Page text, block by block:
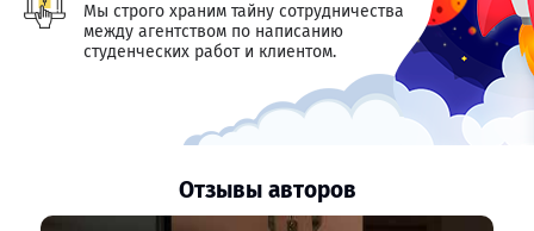
Мы строго храним тайну сотрудничества
между агентством по написанию
студенческих работ и клиентом.
Отзывы авторов